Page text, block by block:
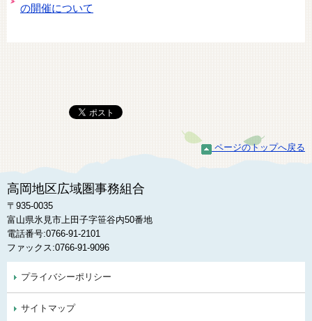
の開催について
ページのトップへ戻る
高岡地区広域圏事務組合
〒935-0035
富山県氷見市上田子字笹谷内50番地
電話番号:0766-91-2101
ファックス:0766-91-9096
プライバシーポリシー
サイトマップ